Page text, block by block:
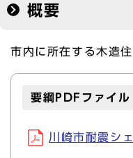
概要
市内に所在する木造
要綱PDFファイル
川崎市耐震シ